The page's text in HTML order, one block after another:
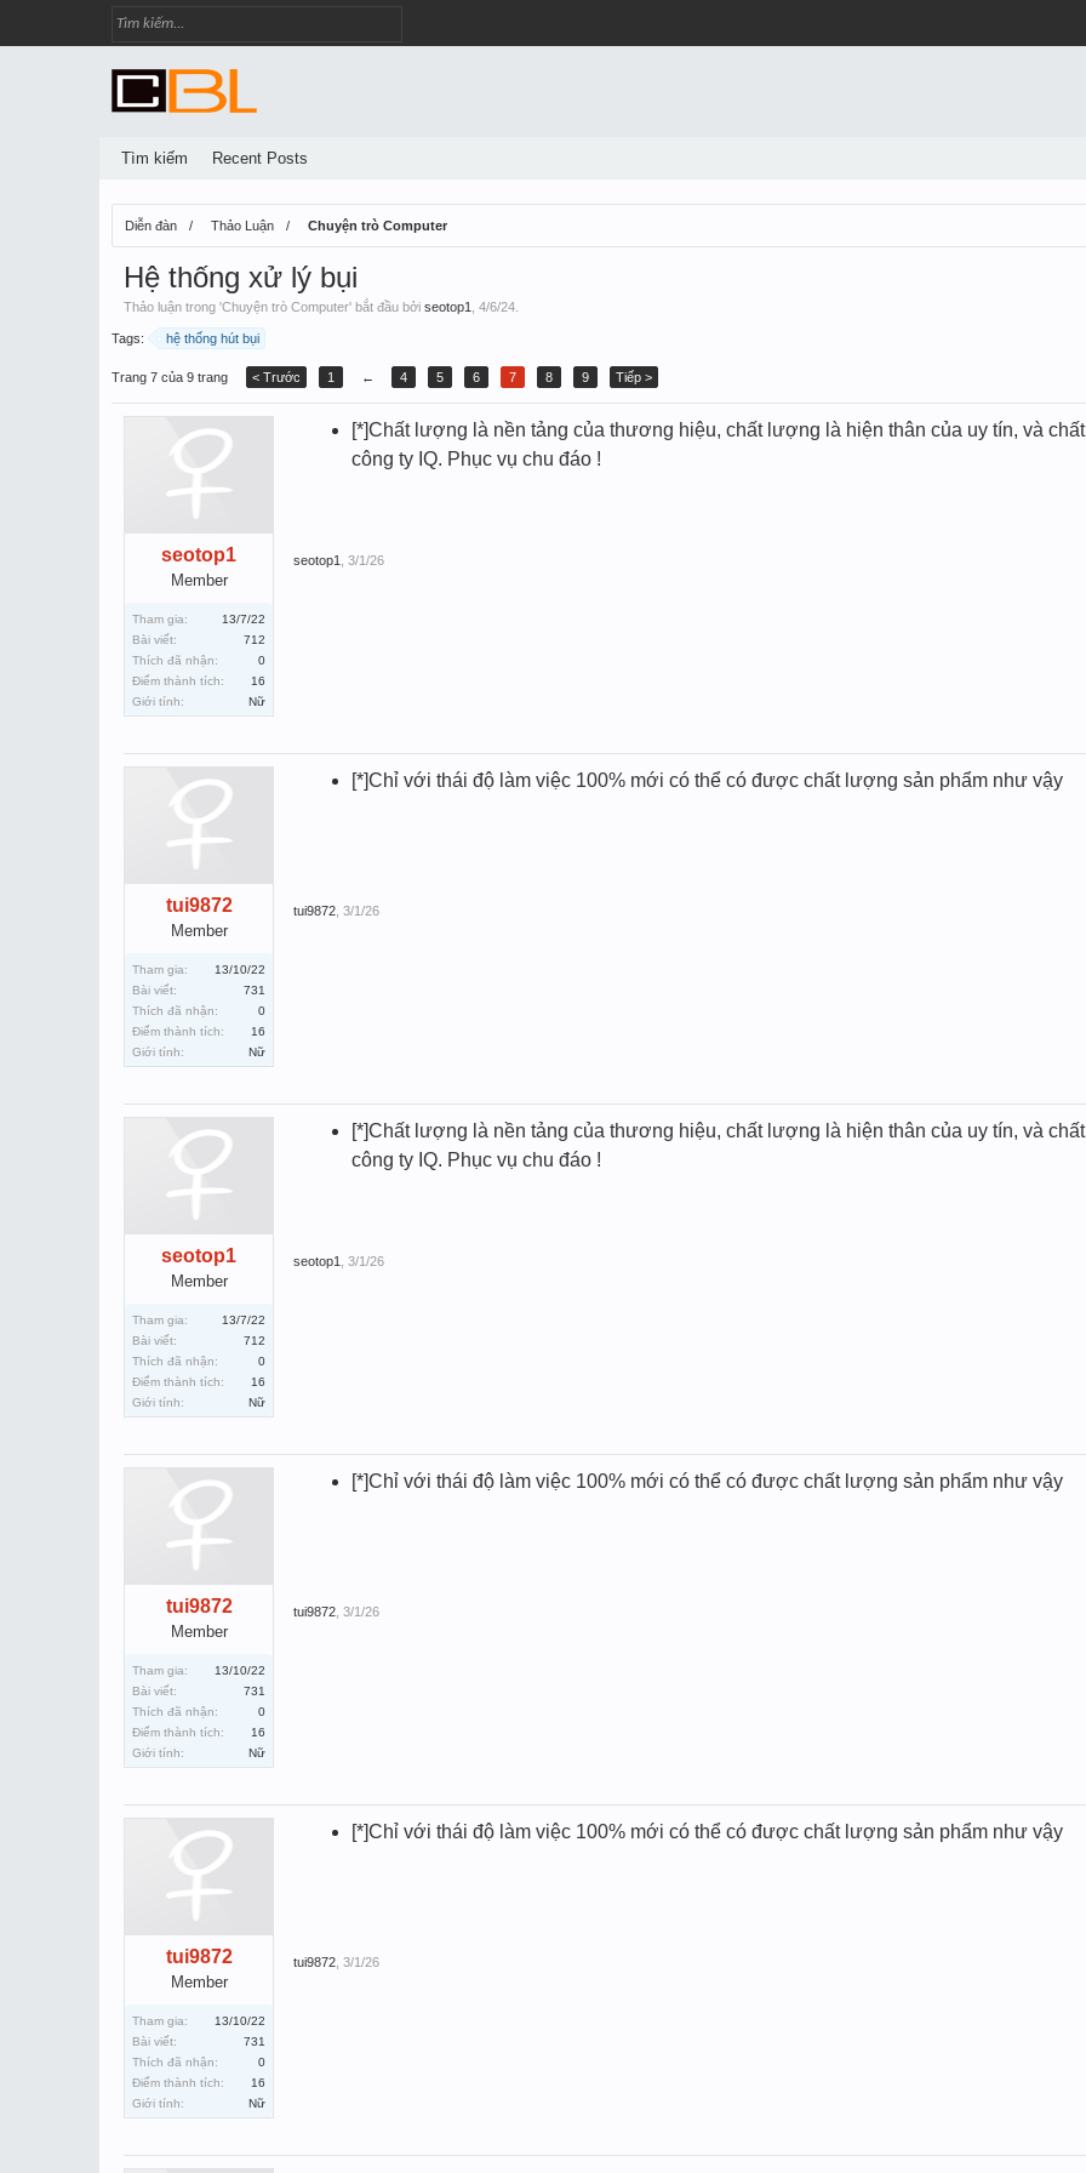
Diễn đàn Thảo Luận Chuyện trò Computer
Hệ thống xử lý bụi
Thảo luận trong 'Chuyện trò Computer' bắt đầu bởi seotop1 4/6/24
Tags: hệ thống hút bụi
Trang 7 của 9 trang < Trước 1 ← 4 5 6 7 8 9 Tiếp >
seotop1
Member
Tham gia:
13/7/22
Bài viết:
712
Thích đã nhận:
0
Điểm thành tích:
16
Giới tính:
Nữ
[*]Chất lượng là nền tảng của thương hiệu, chất lượng là hiện thân của uy tín, và
công ty IQ. Phục vụ chu đáo !
seotop1 3/1/26
tui9872
Member
Tham gia:
13/10/22
Bài viết:
731
Thích đã nhận:
0
Điểm thành tích:
16
Giới tính:
Nữ
[*]Chỉ với thái độ làm việc 100% mới có thể có được chất lượng sản phẩm như vậy
tui9872 3/1/26
seotop1
Member
Tham gia:
13/7/22
Bài viết:
712
Thích đã nhận:
0
Điểm thành tích:
16
Giới tính:
Nữ
[*]Chất lượng là nền tảng của thương hiệu, chất lượng là hiện thân của uy tín, và
công ty IQ. Phục vụ chu đáo !
seotop1 3/1/26
tui9872
Member
Tham gia:
13/10/22
Bài viết:
731
Thích đã nhận:
0
Điểm thành tích:
16
Giới tính:
Nữ
[*]Chỉ với thái độ làm việc 100% mới có thể có được chất lượng sản phẩm như vậy
tui9872 3/1/26
tui9872
Member
Tham gia:
13/10/22
Bài viết:
731
Thích đã nhận:
0
Điểm thành tích:
16
Giới tính:
Nữ
[*]Chỉ với thái độ làm việc 100% mới có thể có được chất lượng sản phẩm như vậy
tui9872 3/1/26
Tìm kiếm Recent Posts